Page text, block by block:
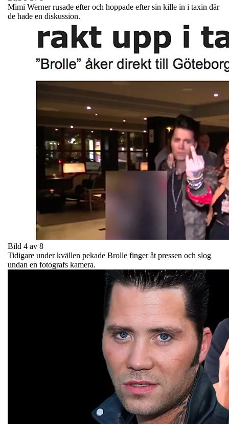
Mimi Werner rusade efter och hoppade efter sin kille in i taxin där
de hade en diskussion.
Bild 4 av 8
Tidigare under kvällen pekade Brolle finger åt pressen och slog
undan en fotografs kamera.